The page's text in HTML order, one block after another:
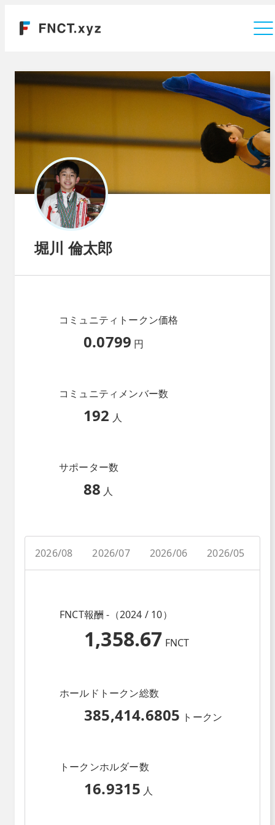
堀川 倫太郎
コミュニティトークン価格
0.0799 円
コミュニティメンバー数
192 人
サポーター数
88 人
2026/08 2026/07 2026/06 2026/05
FNCT報酬 -（2024 / 10）
1,358.67 FNCT
ホールドトークン総数
385,414.6805 トークン
トークンホルダー数
16.9315 人